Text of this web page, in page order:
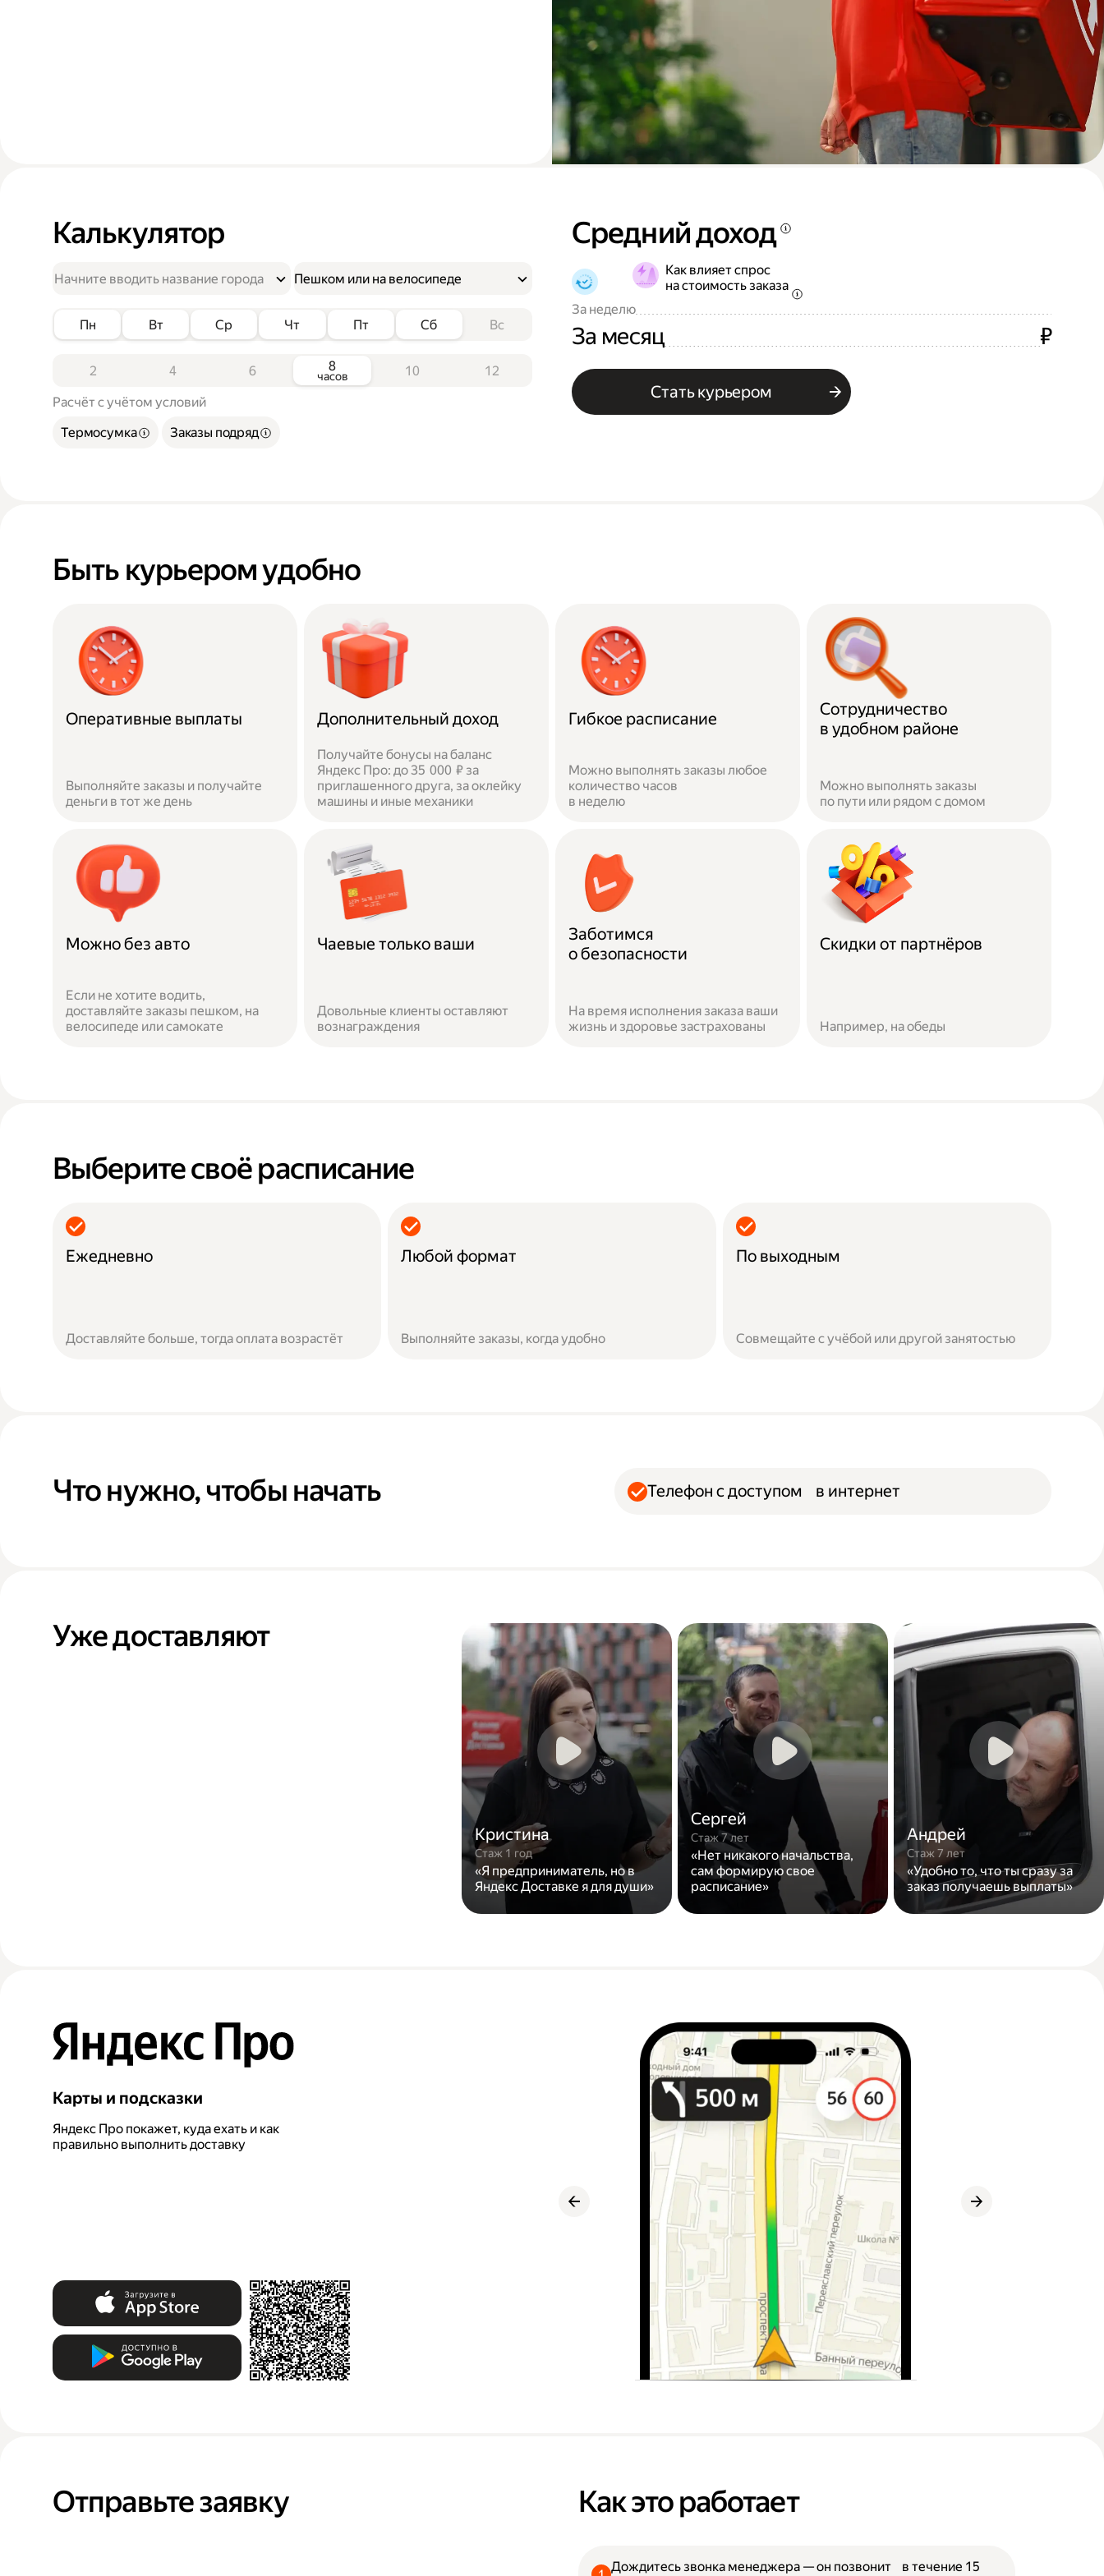
Калькулятор
Пешком или на велосипеде
Пн Вт Ср Чт Пт Сб Вс
2 4 6 8
часов 10 12
Расчёт с учётом условий
Термосумка
Заказы подряд
Средний доход
Как влияет спрос
на стоимость заказа
За неделю
За месяц ₽
Стать курьером
Быть курьером удобно
Оперативные выплаты
Выполняйте заказы и получайте
деньги в тот же день
Дополнительный доход
Получайте бонусы на баланс
Яндекс Про: до 35 000 ₽ за
приглашенного друга, за оклейку
машины и иные механики
Гибкое расписание
Можно выполнять заказы любое
количество часов
в неделю
Сотрудничество
в удобном районе
Можно выполнять заказы
по пути или рядом с домом
Можно без авто
Если не хотите водить,
доставляйте заказы пешком, на
велосипеде или самокате
Чаевые только ваши
Довольные клиенты оставляют
вознаграждения
Заботимся
о безопасности
На время исполнения заказа ваши
жизнь и здоровье застрахованы
Скидки от партнёров
Например, на обеды
Выберите своё расписание
Ежедневно
Доставляйте больше, тогда оплата возрастёт
Любой формат
Выполняйте заказы, когда удобно
По выходным
Совмещайте с учёбой или другой занятостью
Что нужно, чтобы начать Телефон с доступом в интернет
Уже доставляют
Кристина
Стаж 1 год
«Я предприниматель, но в
Яндекс Доставке я для души»
Сергей
Стаж 7 лет
«Нет никакого начальства,
сам формирую свое
расписание»
Андрей
Стаж 7 лет
«Удобно то, что ты сразу за
заказ получаешь выплаты»
Карты и подсказки
Яндекс Про покажет, куда ехать и как
правильно выполнить доставку
Отправьте заявку Как это работает
Дождитесь звонка менеджера — он позвонит в течение 15